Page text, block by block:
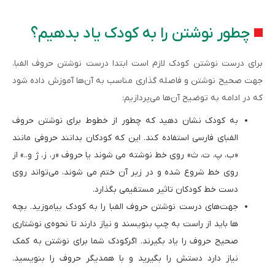
چطور نوشتن را به کودک یاد بدهیم؟
برای درست نوشتن کودک لازم است ابتدا درست نوشتن حروف الفبا،
جهت صحیح نوشتن و فاصله گذاری مناسب به آن‌ها آموزش داده شود
که در ادامه به توضیح آن‌ها می‌پردازیم:
به کودک نشان دهید که چطور از خطوط برای نوشتن حروف
الفبای فارسی استفاده کند. این که کودکان بدانند حروفی مانند
«ب، پ، ت، ث» روی خط نوشته می شوند یا حروف «ر، ز، ژ و..» از
روی خط شروع شده و در زیر آن ختم می شوند، می‌تواند روی
دست خط کودکان تاثیر مستقیمی بگذارد.
جهت‌های درست نوشتن حروف الفبا را به کودک بیاموزید. بچه
ها باید از راست به چپ بنویسند و نیاز دارند تا نحوه‌ی نوشتاری
صحیح حروف را یاد بگیرند. اگرکودک شما برای نوشتن به کمک
نیاز دارد دستش را بگیرید و با همدیگر حروف را بنویسید.